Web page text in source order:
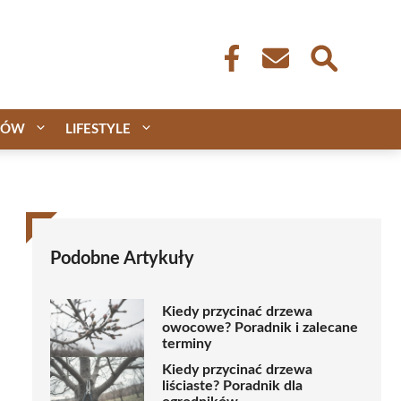
LIFESTYLE
Podobne Artykuły
Kiedy przycinać drzewa
owocowe? Poradnik i zalecane
terminy
Kiedy przycinać drzewa
liściaste? Poradnik dla